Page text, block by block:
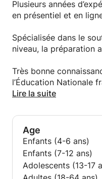
Plusieurs années
en présentiel et en
Spécialisée dans le
niveau, la préparation
Très bonne
l’Éducation Nationale
basée sur la patience,
les exemples concrets
Lire la suite
Age
Enfants (4-6 ans)
Enfants (7-12 ans)
Adolescents (13-17